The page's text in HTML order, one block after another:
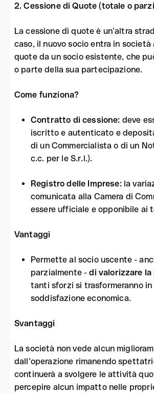
2. Cessione di Quote (totale o
La cessione di quote è un’altra
caso, il nuovo socio entra in società
quote da un socio esistente, che
o parte della sua partecipazione.
Come funziona?
Contratto di cessione: deve
iscritto e autenticato e
di un Commercialista o di un
c.c. per le S.r.l.).
Registro delle Imprese:la
comunicata alla Camera di
essere ufficiale e opponibile ai
Vantaggi
Permette al socio uscente -
parzialmente -di valorizzare
tanti sforzi si trasformeranno in
soddisfazione economica.
Svantaggi
La società non vede alcun
dall’operazione rimanendo
continuerà a svolgere le attività
percepire alcun impatto nelle